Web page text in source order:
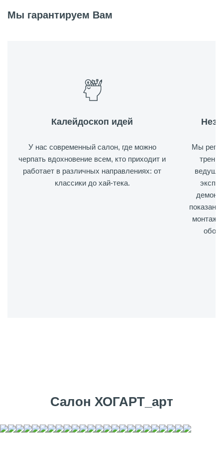
+74957881112 вн. 143
Мы гарантируем Вам
Калейдоскоп идей
У нас современный салон, где можно
черпать вдохновение всем, кто приходит и
работает в различных направлениях: от
классики до хай-тека.
Мы
показан
монтаж
Салон ХОГАРТ_арт